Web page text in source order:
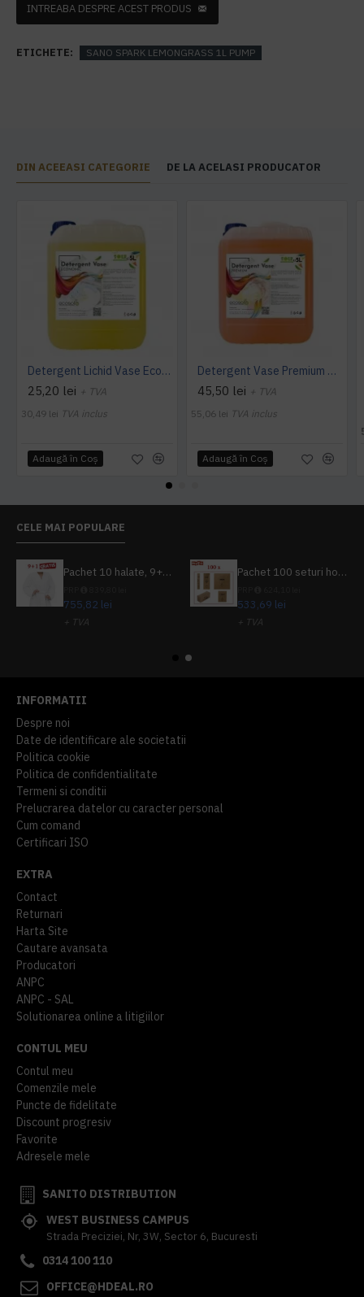
INTREABA DESPRE ACEST PRODUS
ETICHETE: SANO SPARK LEMONGRASS 1L PUMP
DIN ACEEASI CATEGORIE DE LA ACELASI PRODUCATOR
Detergent Lichid Vase Economic, Manual, 5L, AQAS
25,20 lei + TVA
30,49 lei TVA inclus
Adaugă în Coş
Detergent Vase Premium Manual 5L Canistra AQAS
45,50 lei + TVA
55,06 lei TVA inclus
Adaugă în Coş
CELE MAI POPULARE
Pachet 10 halate, 9+1 gratuit
755,82 lei
+ TVA
Pachet 100 seturi hoteliere, set dentar, set barbierit, casca de dus, pila unghii, set cusut
533,69 lei
+ TVA
INFORMATII
Despre noi
Date de identificare ale societatii
Politica cookie
Politica de confidentialitate
Termeni si conditii
Prelucrarea datelor cu caracter personal
Cum comand
Certificari ISO
EXTRA
Contact
Returnari
Harta Site
Cautare avansata
Producatori
ANPC
ANPC - SAL
Solutionarea online a litigiilor
CONTUL MEU
Contul meu
Comenzile mele
Puncte de fidelitate
Discount progresiv
Favorite
Adresele mele
SANITO DISTRIBUTION
WEST BUSINESS CAMPUS
Strada Preciziei, Nr, 3W, Sector 6, Bucuresti
0314 100 110
OFFICE@HDEAL.RO